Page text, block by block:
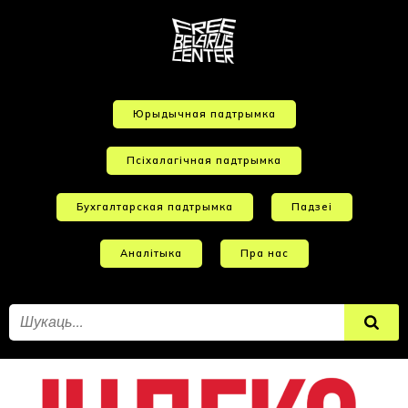
Юрыдычная падтрымка
Псіхалагічная падтрымка
Бухгалтарская падтрымка Падзеі
Аналітыка Пра нас